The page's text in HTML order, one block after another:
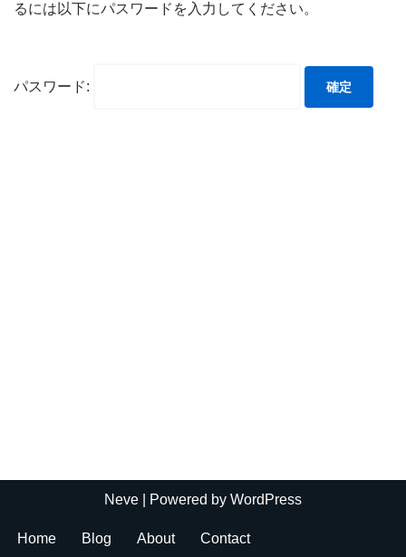
プ
るには以下にパスワードを入力してください。
パスワード:
Neve | Powered by WordPress
Home Blog About Contact